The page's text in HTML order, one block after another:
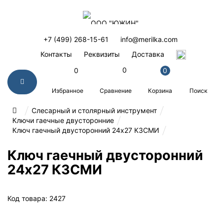
+7 (499) 268-15-61
info@merilka.com
Контакты
Реквизиты Доставка
Поиск
0
Избранное
0
Сравнение
0
Корзина
Слесарный и столярный инструмент
Ключи гаечные двусторонние
Ключ гаечный двусторонний 24х27 КЗСМИ
Ключ гаечный двусторонний
24х27 КЗСМИ
Код товара: 2427